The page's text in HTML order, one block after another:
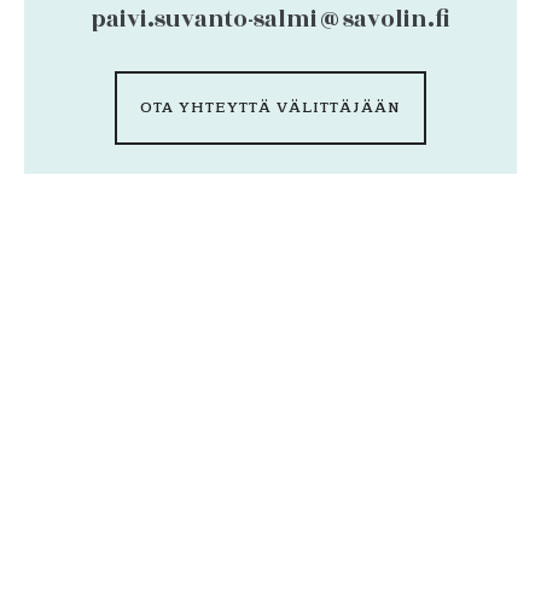
paivi.suvanto-salmi@savolin.fi
OTA YHTEYTTÄ VÄLITTÄJÄÄN